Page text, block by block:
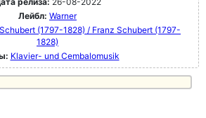
Лейбл: Warner
(1797-1828) / Franz Schubert (1797-
1828)
Klavier- und Cembalomusik